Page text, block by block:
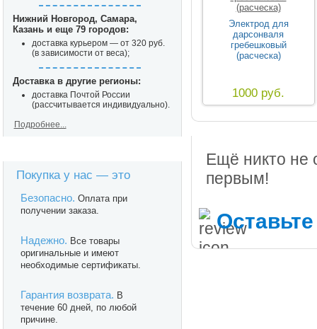
Электрод для
дарсонваля
гребешковый
(расческа)
1000 руб.
Ещё никто не
первым!
Нижний Новгород, Самара,
Казань и еще 79 городов:
доставка курьером — от 320 руб.
(в зависимости от веса);
Доставка в другие регионы:
доставка Почтой России
(рассчитывается индивидуально).
Подробнее...
Покупка у нас — это
Безопасно. Оплата при
получении заказа.
Надежно. Все товары
оригинальные и имеют
необходимые сертификаты.
Гарантия возврата. В
течение 60 дней, по любой
причине.